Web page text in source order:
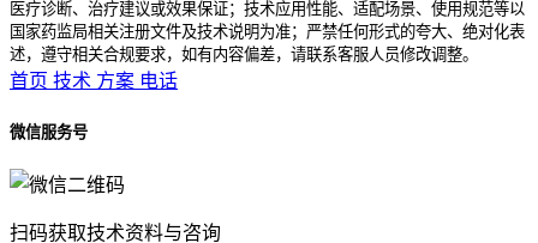
医疗诊断、治疗建议或效果保证；技术应用性能、适配场景、使用规范等以
国家药监局相关注册文件及技术说明为准；严禁任何形式的夸大、绝对化表
述，遵守相关合规要求，如有内容偏差，请联系客服人员修改调整。
首页 技术 方案 电话
微信服务号
扫码获取技术资料与咨询